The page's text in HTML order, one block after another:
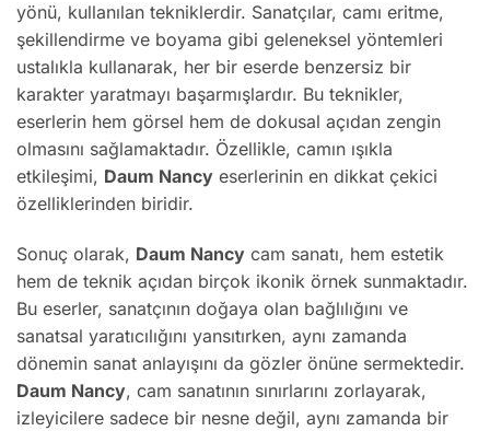
yönü, kullanılan tekniklerdir. Sanatçılar, camı eritme,
şekillendirme ve boyama gibi geleneksel yöntemleri
ustalıkla kullanarak, her bir eserde benzersiz bir
karakter yaratmayı başarmışlardır. Bu teknikler,
eserlerin hem görsel hem de dokusal açıdan zengin
olmasını sağlamaktadır. Özellikle, camın ışıkla
etkileşimi, Daum Nancy eserlerinin en dikkat çekici
özelliklerinden biridir.
Sonuç olarak, Daum Nancy cam sanatı, hem estetik
hem de teknik açıdan birçok ikonik örnek sunmaktadır.
Bu eserler, sanatçının doğaya olan bağlılığını ve
sanatsal yaratıcılığını yansıtırken, aynı zamanda
dönemin sanat anlayışını da gözler önüne sermektedir.
Daum Nancy, cam sanatının sınırlarını zorlayarak,
izleyicilere sadece bir nesne değil, aynı zamanda bir